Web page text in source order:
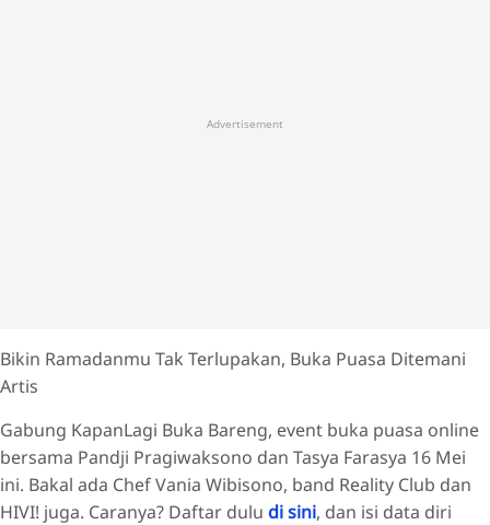
Advertisement
Bikin Ramadanmu Tak Terlupakan, Buka Puasa Ditemani
Artis
Gabung KapanLagi Buka Bareng, event buka puasa online
bersama Pandji Pragiwaksono dan Tasya Farasya 16 Mei
ini. Bakal ada Chef Vania Wibisono, band Reality Club dan
HIVI! juga. Caranya? Daftar dulu di sini, dan isi data diri